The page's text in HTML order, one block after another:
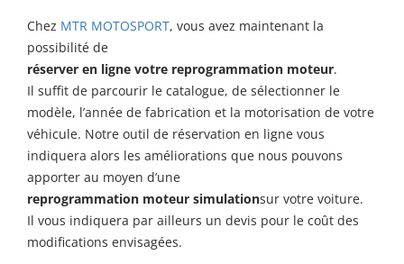
Chez MTR MOTOSPORT, vous avez maintenant la
possibilité de
réserver en ligne votre reprogrammation moteur.
Il suffit de parcourir le catalogue, de sélectionner le
modèle, l’année de fabrication et la motorisation de votre
véhicule. Notre outil de réservation en ligne vous
indiquera alors les améliorations que nous pouvons
apporter au moyen d’une
reprogrammation moteur simulationsur votre voiture.
Il vous indiquera par ailleurs un devis pour le coût des
modifications envisagées.